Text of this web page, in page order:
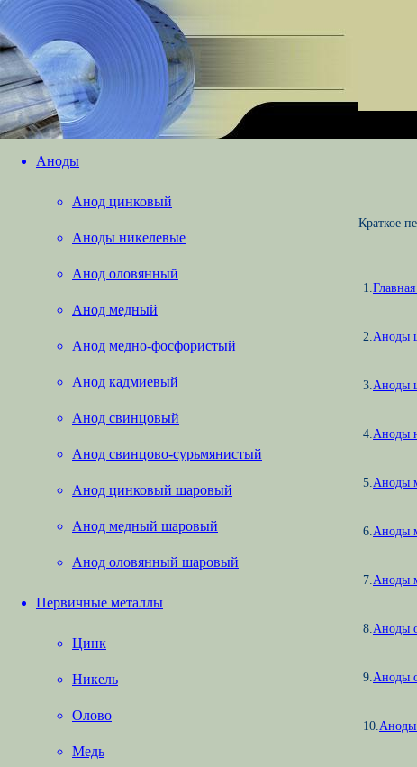
Аноды
Анод цинковый
Аноды никелевые
Анод оловянный
Анод медный
Анод медно-фосфористый
Анод кадмиевый
Анод свинцовый
Анод свинцово-сурьмянистый
Анод цинковый шаровый
Анод медный шаровый
Анод оловянный шаровый
Первичные металлы
Цинк
Никель
Олово
Медь
Краткое
1.
2.Аноды
3.Аноды
4.Аноды
5.Аноды
6.Аноды
7.Аноды
8.Аноды
9.Аноды
10.Аноды